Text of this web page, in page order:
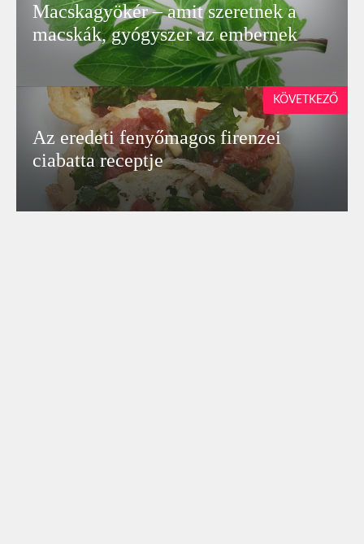
Macskagyökér – amit szeretnek a
macskák, gyógyszer az embernek
Az eredeti fenyőmagos firenzei
ciabatta receptje
KÖVETKEZŐ